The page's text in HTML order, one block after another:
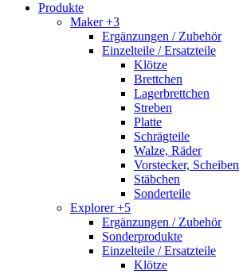
Produkte
Maker +3
Ergänzungen / Zubehör
Einzelteile / Ersatzteile
Klötze
Brettchen
Lagerbrettchen
Streben
Platte
Schrägteile
Walze, Räder
Vorstecker, Scheiben
Stäbchen
Sonderteile
Explorer +5
Ergänzungen / Zubehör
Sonderprodukte
Einzelteile / Ersatzteile
Klötze